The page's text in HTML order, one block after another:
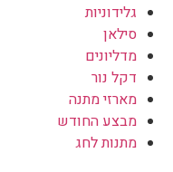
גלידוניות
סילאן
מדליונים
דקל נור
מארזי מתנה
מבצע החודש
מתנות לחג